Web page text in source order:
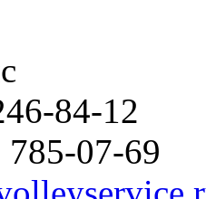
84-12
07-69